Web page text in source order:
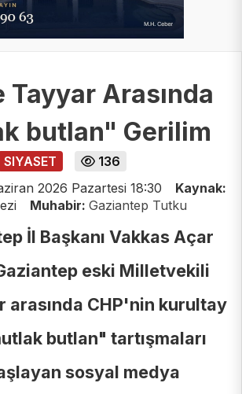
Tayyar Arasında
butlan" Gerilim
SIYASET
136
2026 Pazartesi 18:30
Kaynak:
Muhabir: Gaziantep Tutku
İl Başkanı Vakkas Açar
eski Milletvekili
arasında CHP'nin kurultay
butlan" tartışmaları
sosyal medya